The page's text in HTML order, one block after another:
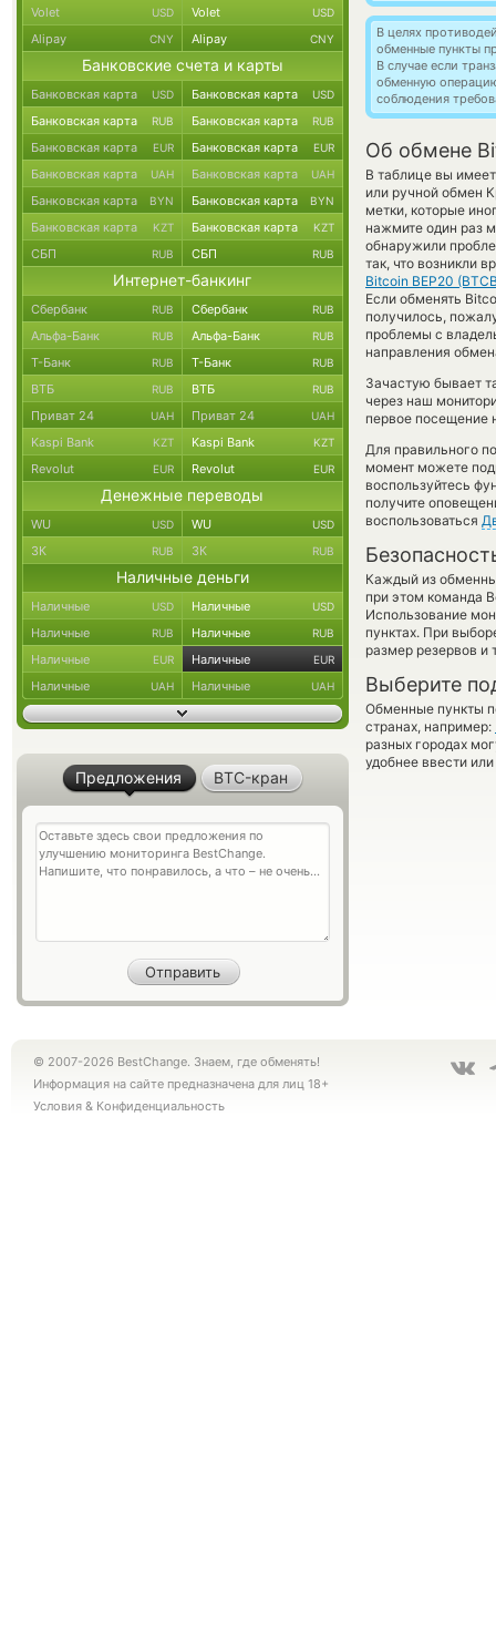
В целях
обменные пункты
В случае если
обменную
соблюдения
Об обмене
В таблице вы
или ручной обмен
метки, которые
нажмите один раз
обнаружили
так, что возникли
Bitcoin BEP20
Если обменять
получилось,
проблемы с
направления
Зачастую бывает
через наш
первое посещение
Для правильного
момент можете
воспользуйтесь
получите
воспользоваться
Каждый из
при этом команда
Использование
пунктах. При
размер резервов и
Выберите
Обменные пункты
странах, например:
разных городах
удобнее ввести
Volet USD Volet USD
Alipay CNY Alipay CNY
Банковские счета и карты
Банковская карта USD Банковская карта USD
Банковская карта RUB Банковская карта RUB
Банковская карта EUR Банковская карта EUR
Банковская карта UAH Банковская карта UAH
Банковская карта BYN Банковская карта BYN
Банковская карта KZT Банковская карта KZT
СБП RUB СБП RUB
Интернет-банкинг
Сбербанк RUB Сбербанк RUB
Альфа-Банк RUB Альфа-Банк RUB
Т-Банк RUB Т-Банк RUB
ВТБ RUB ВТБ RUB
Приват 24 UAH Приват 24 UAH
Kaspi Bank KZT Kaspi Bank KZT
Revolut EUR Revolut EUR
Денежные переводы
WU USD WU USD
ЗК RUB ЗК RUB
Наличные деньги
Наличные USD Наличные USD
Наличные RUB Наличные RUB
Наличные EUR Наличные EUR
Наличные UAH Наличные UAH
Предложения BTC-кран
© 2007-2026 BestChange. Знаем, где обменять!
Информация на сайте предназначена для лиц 18+
Условия & Конфиденциальность